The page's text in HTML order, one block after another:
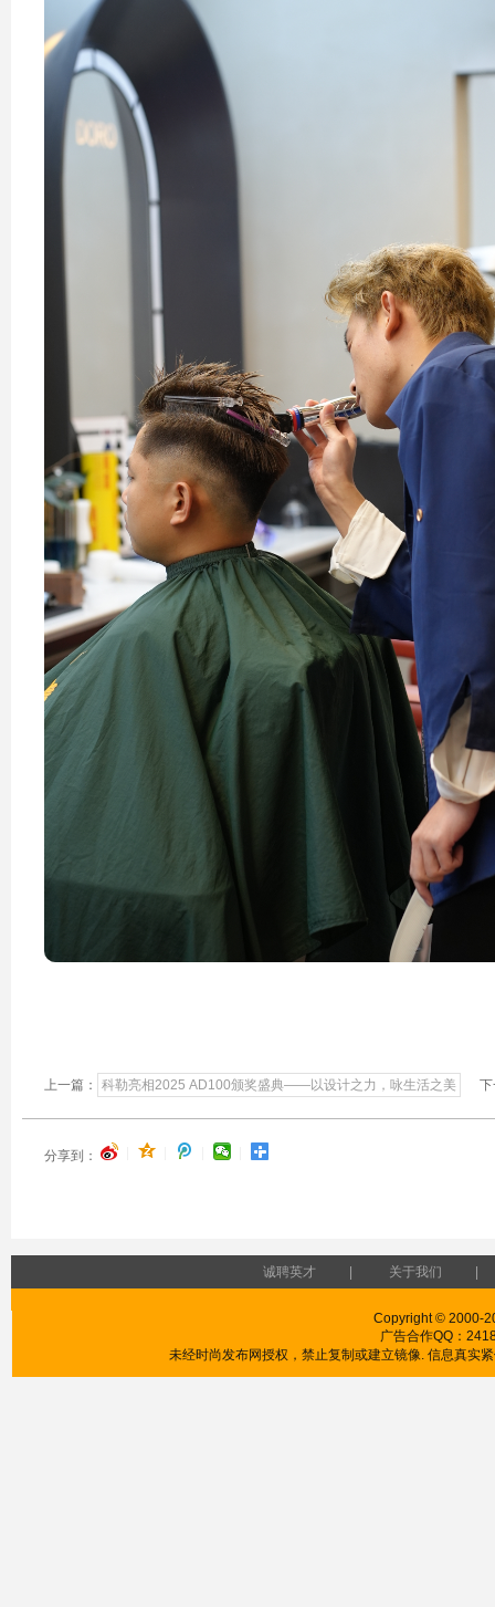
上一篇： 科勒亮相2025 AD100颁奖盛典——以设计之力，咏生活之美 下
分享到：
诚聘英才 | 关于我们 |
Copyright © 2000-
广告合作QQ：
未经时尚发布网授权，禁止复制或建立镜像. 信息真实